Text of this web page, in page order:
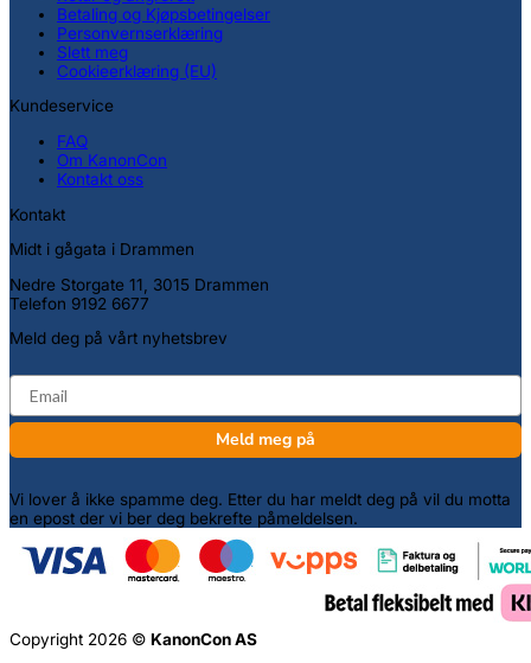
Betaling og Kjøpsbetingelser
Personvernserklæring
Slett meg
Cookieerklæring (EU)
Kundeservice
FAQ
Om KanonCon
Kontakt oss
Kontakt
Midt i gågata i Drammen
Nedre Storgate 11, 3015 Drammen
Telefon 9192 6677
Meld deg på vårt nyhetsbrev
email
Meld meg på
Vi lover å ikke spamme deg. Etter du har meldt deg på vil du motta
en epost der vi ber deg bekrefte påmeldelsen.
Copyright 2026 © KanonCon AS